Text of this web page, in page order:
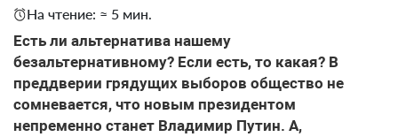
На чтение: ≈ 5 мин.
Есть ли альтернатива нашему
безальтернативному? Если есть, то какая? В
преддверии грядущих выборов общество не
сомневается, что новым президентом
непременно станет Владимир Путин. А,